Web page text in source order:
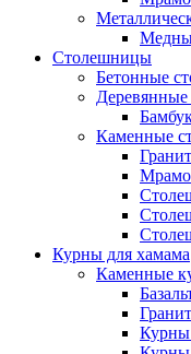
Столешницы
Бетонные
Каменные
Курны для хамама
Каменные
Курны